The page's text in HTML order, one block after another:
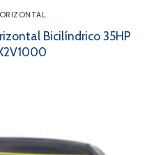
Bicilíndrico 35HP